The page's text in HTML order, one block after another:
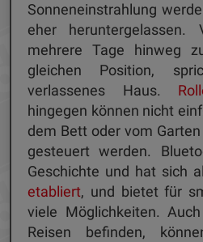
Sonneneinstrahlung
eher heruntergelassen.
mehrere Tage hinweg
gleichen Position,
verlassenes Haus.
hingegen können nicht
dem Bett oder vom
gesteuert werden.
Geschichte und hat sich
etabliert, und bietet für
viele Möglichkeiten.
Reisen befinden,